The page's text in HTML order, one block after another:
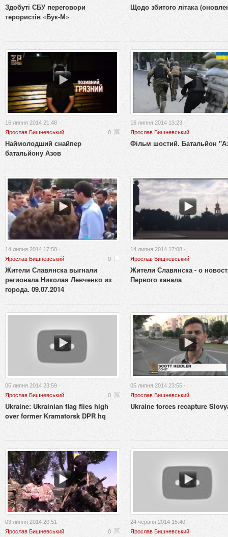
Здобуті СБУ переговори
терористів «Бук-М»
Щодо збитого літака
16 липня 2014 21:48 ·
Ярослав Бишневський
0
Наймолодший снайпер
батальйону Азов
16 липня 2014 13:23 ·
Ярослав Бишневський
Фільм шостий. Батальйон
14 липня 2014 17:58 ·
Ярослав Бишневський
0
Жители Славянска выгнали
регионала Николая Левченко из
города. 09.07.2014
14 липня 2014 17:08 ·
Ярослав Бишневський
Жители Славянска - о
Первого канала
05 липня 2014 23:59 ·
Ярослав Бишневський
0
Ukraine: Ukrainian flag flies high
over former Kramatorsk DPR hq
05 липня 2014 23:55 ·
Ярослав Бишневський
Ukraine forces recapture
03 липня 2014 20:51 ·
Ярослав Бишневський
0
24 червня 2014 15:40 ·
Ярослав Бишневський